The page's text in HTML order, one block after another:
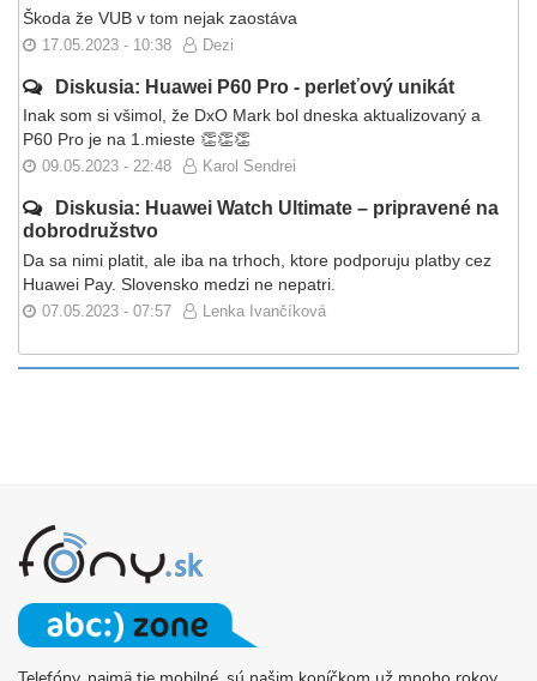
Škoda že VUB v tom nejak zaostáva
17.05.2023 - 10:38 Dezi
Diskusia: Huawei P60 Pro - perleťový unikát
Inak som si všimol, že DxO Mark bol dneska aktualizovaný a
P60 Pro je na 1.mieste 👏👏👏
09.05.2023 - 22:48 Karol Sendrei
Diskusia: Huawei Watch Ultimate – pripravené na
dobrodružstvo
Da sa nimi platit, ale iba na trhoch, ktore podporuju platby cez
Huawei Pay. Slovensko medzi ne nepatri.
07.05.2023 - 07:57 Lenka Ivančíková